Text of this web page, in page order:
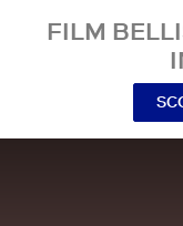
FILM